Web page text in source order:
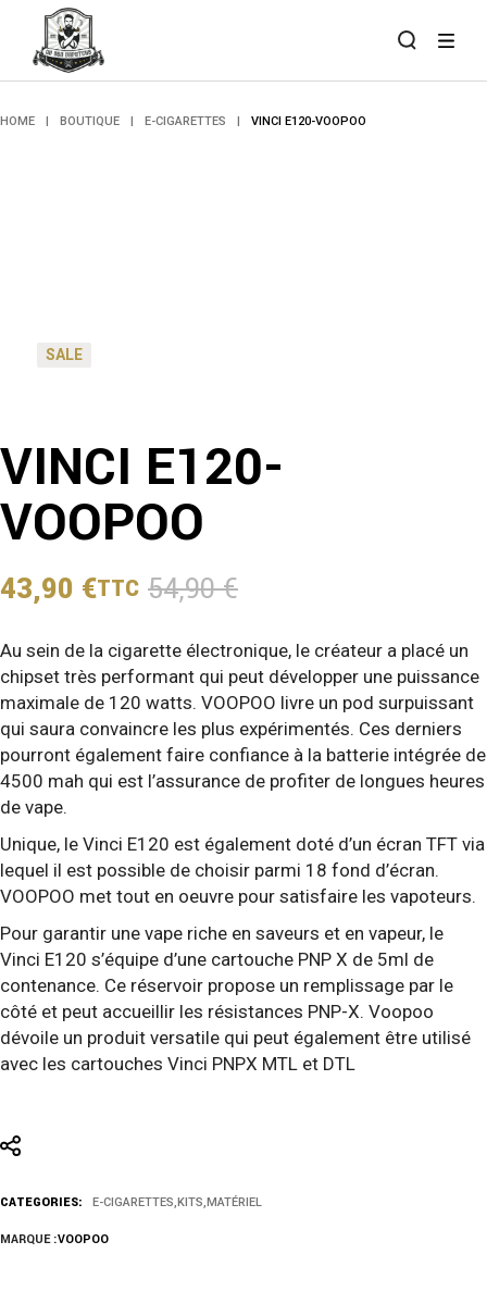
content
HOME BOUTIQUE E-CIGARETTES VINCI E120-VOOPOO
SALE
VINCI E120-
VOOPOO
54,90€
LE
PRIX
INITIAL
ÉTAIT :
54,90 €.
43,90 €
LE
PRIX
ACTUEL
EST :
43,90 €.
TTC
Au sein de la cigarette électronique, le créateur a placé un
chipset très performant qui peut développer une puissance
maximale de 120 watts. VOOPOO livre un pod surpuissant
qui saura convaincre les plus expérimentés. Ces derniers
pourront également faire confiance à la batterie intégrée de
4500 mah qui est l’assurance de profiter de longues heures
de vape.
Unique, le Vinci E120 est également doté d’un écran TFT via
lequel il est possible de choisir parmi 18 fond d’écran.
VOOPOO met tout en oeuvre pour satisfaire les vapoteurs.
Pour garantir une vape riche en saveurs et en vapeur, le
Vinci E120 s’équipe d’une cartouche PNP X de 5ml de
contenance. Ce réservoir propose un remplissage par le
côté et peut accueillir les résistances PNP-X. Voopoo
dévoile un produit versatile qui peut également être utilisé
avec les cartouches Vinci PNPX MTL et DTL
CATEGORIES: E-CIGARETTES,KITS,MATÉRIEL
MARQUE :VOOPOO